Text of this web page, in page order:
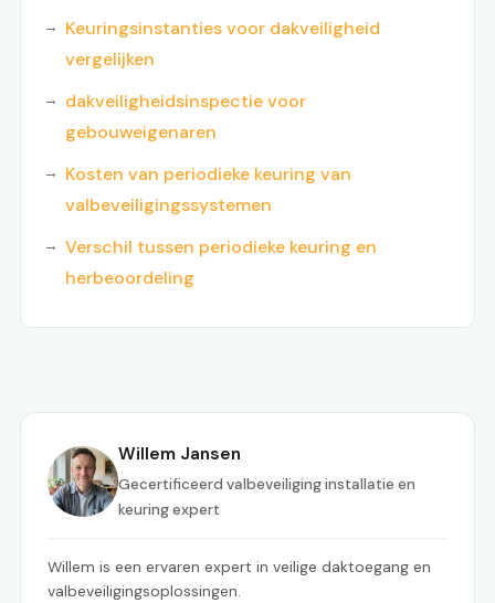
Keuringsinstanties voor dakveiligheid
vergelijken
dakveiligheidsinspectie voor
gebouweigenaren
Kosten van periodieke keuring van
valbeveiligingssystemen
Verschil tussen periodieke keuring en
herbeoordeling
Willem Jansen
Gecertificeerd valbeveiliging installatie en
keuring expert
Willem is een ervaren expert in veilige daktoegang en
valbeveiligingsoplossingen.